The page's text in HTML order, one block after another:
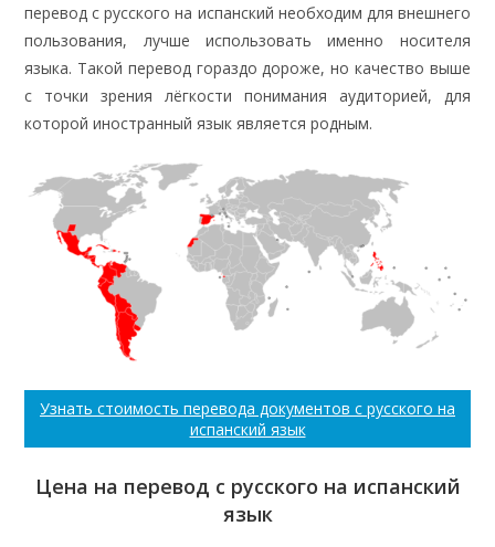
перевод с русского на испанский необходим для внешнего
пользования, лучше использовать именно носителя
языка. Такой перевод гораздо дороже, но качество выше
с точки зрения лёгкости понимания аудиторией, для
которой иностранный язык является родным.
Узнать стоимость перевода документов с русского на
испанский язык
Цена на перевод с русского на испанский
язык